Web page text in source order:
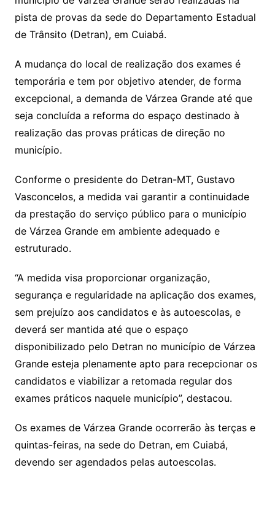
pista de provas da sede do Departamento Estadual
de Trânsito (Detran), em Cuiabá.
A mudança do local de realização dos exames é
temporária e tem por objetivo atender, de forma
excepcional, a demanda de Várzea Grande até que
seja concluída a reforma do espaço destinado à
realização das provas práticas de direção no
município.
Conforme o presidente do Detran-MT, Gustavo
Vasconcelos, a medida vai garantir a continuidade
da prestação do serviço público para o município
de Várzea Grande em ambiente adequado e
estruturado.
“A medida visa proporcionar organização,
segurança e regularidade na aplicação dos exames,
sem prejuízo aos candidatos e às autoescolas, e
deverá ser mantida até que o espaço
disponibilizado pelo Detran no município de Várzea
Grande esteja plenamente apto para recepcionar os
candidatos e viabilizar a retomada regular dos
exames práticos naquele município”, destacou.
Os exames de Várzea Grande ocorrerão às terças e
quintas-feiras, na sede do Detran, em Cuiabá,
devendo ser agendados pelas autoescolas.